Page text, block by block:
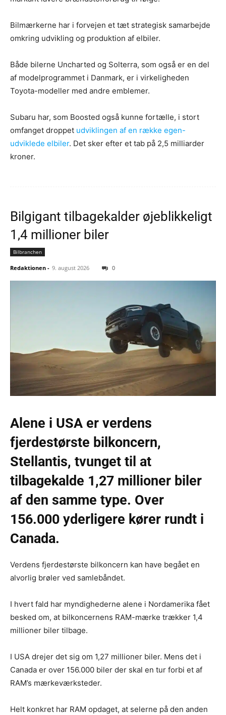
Bilmærkerne har i forvejen et tæt strategisk samarbejde
omkring udvikling og produktion af elbiler.
Både bilerne Uncharted og Solterra, som også er en del
af modelprogrammet i Danmark, er i virkeligheden
Toyota-modeller med andre emblemer.
Subaru har, som Boosted også kunne fortælle, i stort
omfanget droppet udviklingen af en række egen-
udviklede elbiler. Det sker efter et tab på 2,5 milliarder
kroner.
Bilgigant tilbagekalder øjeblikkeligt
1,4 millioner biler
Bilbranchen
Redaktionen - 9. august 2026 0
Alene i USA er verdens
fjerdestørste bilkoncern,
Stellantis, tvunget til at
tilbagekalde 1,27 millioner biler
af den samme type. Over
156.000 yderligere kører rundt i
Canada.
Verdens fjerdestørste bilkoncern kan have begået en
alvorlig brøler ved samlebåndet.
I hvert fald har myndighederne alene i Nordamerika fået
besked om, at bilkoncernens RAM-mærke trækker 1,4
millioner biler tilbage.
I USA drejer det sig om 1,27 millioner biler. Mens det i
Canada er over 156.000 biler der skal en tur forbi et af
RAM’s mærkeværksteder.
Helt konkret har RAM opdaget, at selerne på den anden